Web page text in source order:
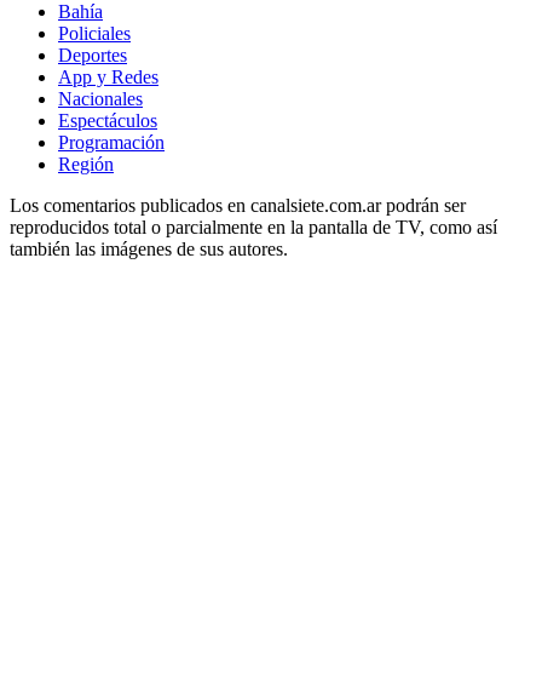
Bahía
Policiales
Deportes
App y Redes
Nacionales
Espectáculos
Programación
Región
Los comentarios publicados en canalsiete.com.ar podrán ser
reproducidos total o parcialmente en la pantalla de TV, como así
también las imágenes de sus autores.